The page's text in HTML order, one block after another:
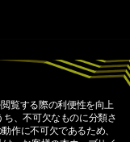
覧する際の利便性を向上
、不可欠なものに分類さ
作に不可欠であるため、